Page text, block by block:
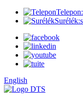
Telepon:
Surélék:
English